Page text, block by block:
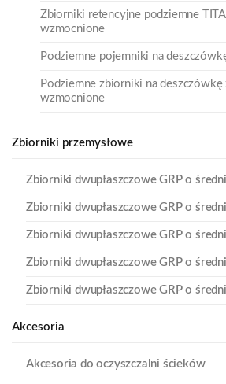
Zbiorniki retencyjne podziemne
wzmocnione
Podziemne pojemniki na
Podziemne zbiorniki na deszczówkę
wzmocnione
Zbiorniki przemysłowe
Zbiorniki dwupłaszczowe GRP o
Zbiorniki dwupłaszczowe GRP o
Zbiorniki dwupłaszczowe GRP o
Zbiorniki dwupłaszczowe GRP o
Zbiorniki dwupłaszczowe GRP o
Akcesoria
Akcesoria do oczyszczalni ścieków